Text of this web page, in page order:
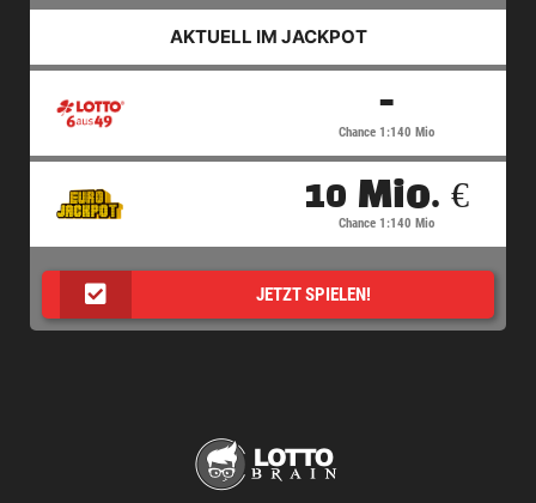
AKTUELL IM JACKPOT
-
Chance 1:140 Mio
10 Mio. €
Chance 1:140 Mio
JETZT SPIELEN!